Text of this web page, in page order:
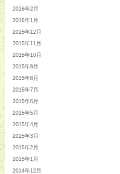
2016年2月
2016年1月
2015年12月
2015年11月
2015年10月
2015年9月
2015年8月
2015年7月
2015年6月
2015年5月
2015年4月
2015年3月
2015年2月
2015年1月
2014年12月